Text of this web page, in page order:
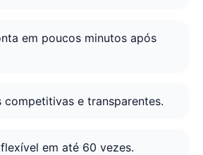
em poucos minutos após
competitivas e transparentes.
em até 60 vezes.